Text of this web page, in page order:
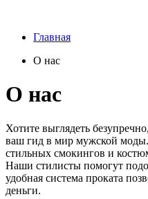
Главная
О нас
О нас
Хотите выглядеть
ваш гид в мир мужской
стильных смокингов и
Наши стилисты помогут
удобная система проката
деньги.